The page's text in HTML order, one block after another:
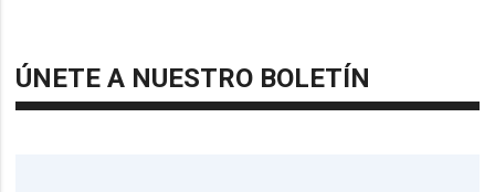
ÚNETE A NUESTRO BOLETÍN